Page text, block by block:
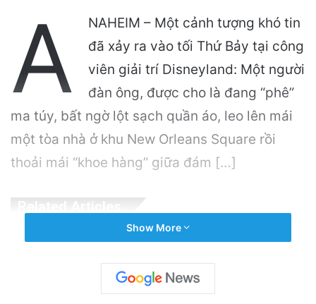
A
NAHEIM – Một cảnh tượng khó tin
đã xảy ra vào tối Thứ Bảy tại công
viên giải trí Disneyland: Một người
đàn ông, được cho là đang “phê”
ma túy, bất ngờ lột sạch quần áo, leo lên mái
một tòa nhà ở khu New Orleans Square rồi
thoải mái “khoe hàng” giữa đám […]
Đàm Vĩnh Hưng Bổ Sung Thêm 3 bị đơn Vào
Hồ Sơ Kiện
4 weeks ago
Show More